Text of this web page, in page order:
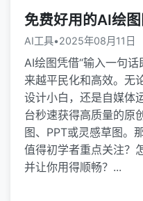
免费好用的AI绘
AI工具•2025年08月11日
AI绘图凭借“输入一句
来越平民化和高效。无
设计小白，还是自媒体
台秒速获得高质量的原
图、PPT或灵感草图。
值得初学者重点关注？
并让你用得顺畅？...